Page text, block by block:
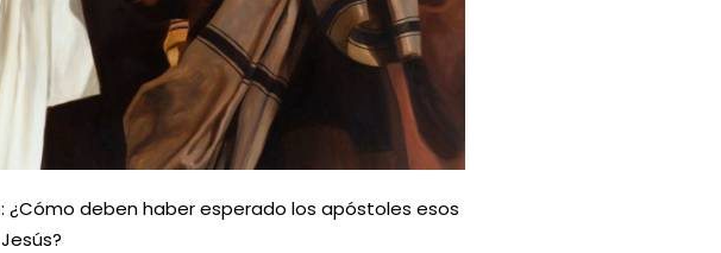
¿Cómo deben haber esperado los apóstoles esos